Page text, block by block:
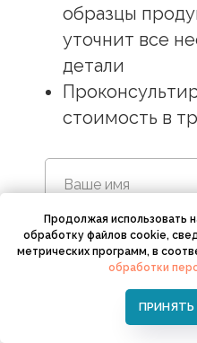
образцы
уточнит все
детали
стоимость в
Продолжая использовать
обработку файлов cookie,
метрических программ, в
обработки
ПРИНЯТЬ